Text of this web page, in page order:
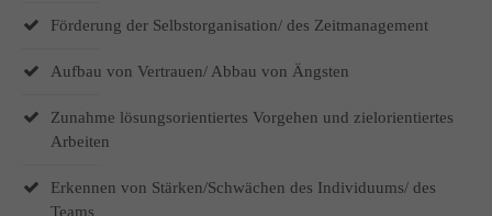
Förderung der Selbstorganisation/ des Zeitmanagement
Aufbau von Vertrauen/ Abbau von Ängsten
Zunahme lösungsorientiertes Vorgehen und zielorientiertes
Arbeiten
Erkennen von Stärken/Schwächen des Individuums/ des
Teams